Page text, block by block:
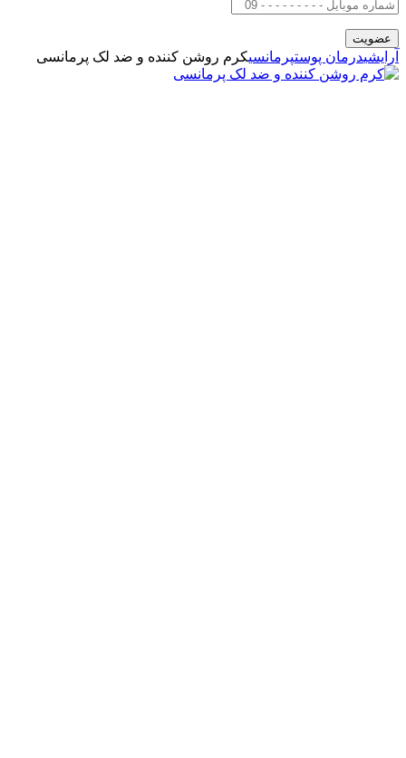
آرایشیدرمان پوستپرمانسیکرم روشن کننده و ضد لک پرمانسی